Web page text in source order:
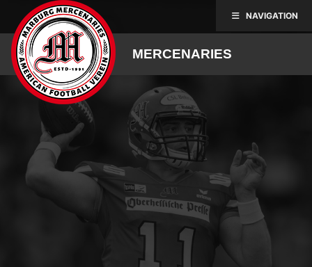
content
MERCENARIES
NAVIGATION